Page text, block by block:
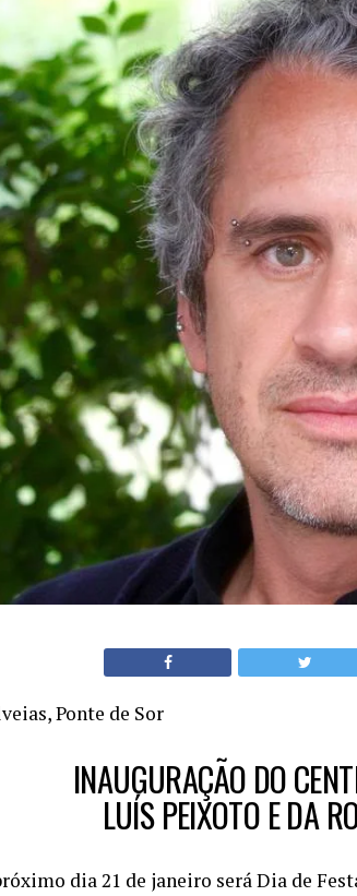
Ponte de Sor
INAUGURAÇÃO DO
LUÍS PEIXOTO E DA
dia 21 de janeiro será Dia de